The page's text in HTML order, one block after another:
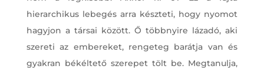
hierarchikus lebegés arra készteti, hogy nyomot
hagyjon a társai között. Ő többnyire lázadó, aki
szereti az embereket, rengeteg barátja van és
gyakran békéltető szerepet tölt be. Megtanulja,